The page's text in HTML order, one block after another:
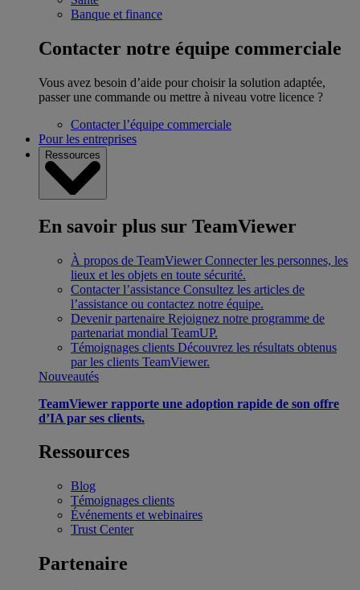
Banque et finance
Contacter notre équipe commerciale
Vous avez besoin d’aide pour choisir la solution adaptée,
passer une commande ou mettre à niveau votre licence ?
Contacter l’équipe commerciale
Pour les entreprises
Ressources
En savoir plus sur TeamViewer
À propos de TeamViewer Connecter les personnes, les
lieux et les objets en toute sécurité.
Contacter l’assistance Consultez les articles de
l’assistance ou contactez notre équipe.
Devenir partenaire Rejoignez notre programme de
partenariat mondial TeamUP.
Témoignages clients Découvrez les résultats obtenus
par les clients TeamViewer.
Nouveautés
TeamViewer rapporte une adoption rapide de son offre
d’IA par ses clients.
Ressources
Blog
Témoignages clients
Événements et webinaires
Trust Center
Partenaire